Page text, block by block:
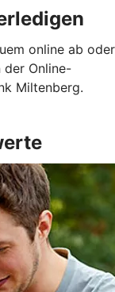
online ab oder
der Online-
Miltenberg.